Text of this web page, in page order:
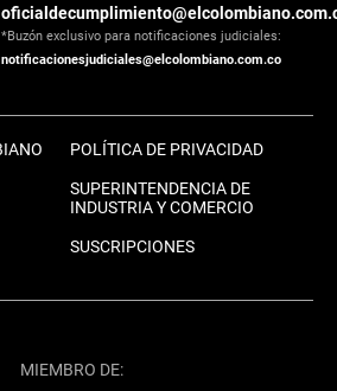
*Buzón exclusivo para notificaciones judiciales:
notificacionesjudiciales@elcolombiano.com.co
POLÍTICA DE PRIVACIDAD
SUPERINTENDENCIA DE
INDUSTRIA Y COMERCIO
SUSCRIPCIONES
MIEMBRO DE: